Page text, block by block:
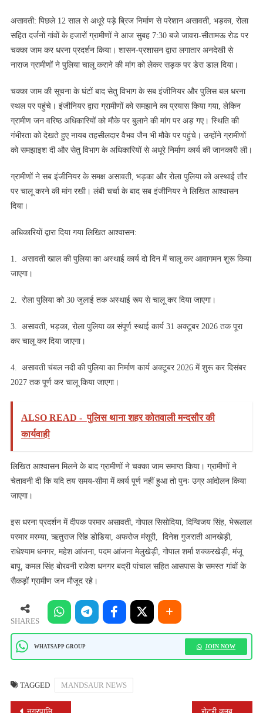
जाम,
अधिकारियों
लिखित
आश्वासन
के
बाद
समाप्त
धरना
असावती: पिछले 12 साल से अधूरे पड़े ब्रिज निर्माण से परेशान असावती, भड़का, रोला
सहित दर्जनों गांवों के हजारों ग्रामीणों ने आज सुबह 7:30 बजे जावरा-सीतामऊ रोड पर
चक्का जाम कर धरना प्रदर्शन किया। शासन-प्रशासन द्वारा लगातार अनदेखी से
नाराज ग्रामीणों ने पुलिया चालू कराने की मांग को लेकर सड़क पर डेरा डाल दिया।
चक्का जाम की सूचना के घंटों बाद सेतु विभाग के सब इंजीनियर और पुलिस बल धरना
स्थल पर पहुंचे। इंजीनियर द्वारा ग्रामीणों को समझाने का प्रयास किया गया, लेकिन
ग्रामीण जन वरिष्ठ अधिकारियों को मौके पर बुलाने की मांग पर अड़ गए। स्थिति की
गंभीरता को देखते हुए नायब तहसीलदार वैभव जैन भी मौके पर पहुंचे। उन्होंने ग्रामीणों
को समझाइश दी और सेतु विभाग के अधिकारियों से अधूरे निर्माण कार्य की जानकारी ली।
ग्रामीणों ने सब इंजीनियर के समक्ष असावती, भड़का और रोला पुलिया को अस्थाई तौर
पर चालू करने की मांग रखी। लंबी चर्चा के बाद सब इंजीनियर ने लिखित आश्वासन
दिया।
अधिकारियों द्वारा दिया गया लिखित आश्वासन:
1. असावती खाल की पुलिया का अस्थाई कार्य दो दिन में चालू कर आवागमन शुरू किया
जाएगा।
2. रोला पुलिया को 30 जुलाई तक अस्थाई रूप से चालू कर दिया जाएगा।
3. असावती, भड़का, रोला पुलिया का संपूर्ण स्थाई कार्य 31 अक्टूबर 2026 तक पूरा
कर चालू कर दिया जाएगा।
4. असावती चंबल नदी की पुलिया का निर्माण कार्य अक्टूबर 2026 में शुरू कर दिसंबर
2027 तक पूर्ण कर चालू किया जाएगा।
ALSO READ - पुलिस थाना शहर कोतवाली मन्दसौर की
कार्यवाही
लिखित आश्वासन मिलने के बाद ग्रामीणों ने चक्का जाम समाप्त किया। ग्रामीणों ने
चेतावनी दी कि यदि तय समय-सीमा में कार्य पूर्ण नहीं हुआ तो पुनः उग्र आंदोलन किया
जाएगा।
इस धरना प्रदर्शन में दीपक परमार असावती, गोपाल सिसोदिया, दिग्विजय सिंह, भेरूलाल
परमार मरम्या, ऋतुराज सिंह डोडिया, अफरोज मंसूरी, दिनेश गुजराती आनखेड़ी,
राधेश्याम धनगर, महेश आंजना, पदम आंजना मेलुखेड़ी, गोपाल शर्मा शक्करखेड़ी, मंजू
बापू, कमल सिंह बोरवनी राकेश धनगर बद्री पांचाल सहित आसपास के समस्त गांवों के
सैकड़ों ग्रामीण जन मौजूद रहे।
SHARES
WHATSAPP GROUP JOIN NOW
TAGGED MANDSAUR NEWS